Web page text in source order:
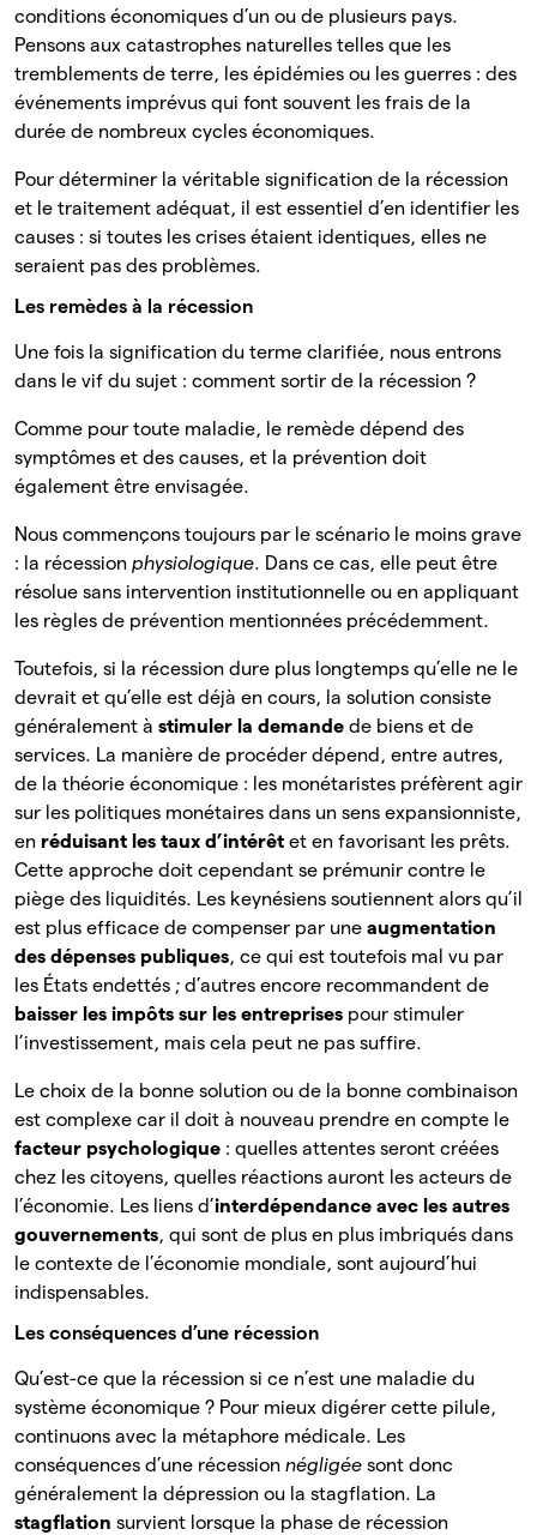
conditions économiques d’un ou de plusieurs pays.
Pensons aux catastrophes naturelles telles que les
tremblements de terre, les épidémies ou les guerres : des
événements imprévus qui font souvent les frais de la
durée de nombreux cycles économiques.
Pour déterminer la véritable signification de la récession
et le traitement adéquat, il est essentiel d’en identifier les
causes : si toutes les crises étaient identiques, elles ne
seraient pas des problèmes.
Les remèdes à la récession
Une fois la signification du terme clarifiée, nous entrons
dans le vif du sujet : comment sortir de la récession ?
Comme pour toute maladie, le remède dépend des
symptômes et des causes, et la prévention doit
également être envisagée.
Nous commençons toujours par le scénario le moins grave
: la récession physiologique. Dans ce cas, elle peut être
résolue sans intervention institutionnelle ou en appliquant
les règles de prévention mentionnées précédemment.
Toutefois, si la récession dure plus longtemps qu’elle ne le
devrait et qu’elle est déjà en cours, la solution consiste
généralement à stimuler la demande de biens et de
services. La manière de procéder dépend, entre autres,
de la théorie économique : les monétaristes préfèrent agir
sur les politiques monétaires dans un sens expansionniste,
en réduisant les taux d’intérêt et en favorisant les prêts.
Cette approche doit cependant se prémunir contre le
piège des liquidités. Les keynésiens soutiennent alors qu’il
est plus efficace de compenser par une augmentation
des dépenses publiques, ce qui est toutefois mal vu par
les États endettés ; d’autres encore recommandent de
baisser les impôts sur les entreprises pour stimuler
l’investissement, mais cela peut ne pas suffire.
Le choix de la bonne solution ou de la bonne combinaison
est complexe car il doit à nouveau prendre en compte le
facteur psychologique : quelles attentes seront créées
chez les citoyens, quelles réactions auront les acteurs de
l’économie. Les liens d’interdépendance avec les autres
gouvernements, qui sont de plus en plus imbriqués dans
le contexte de l’économie mondiale, sont aujourd’hui
indispensables.
Les conséquences d’une récession
Qu’est-ce que la récession si ce n’est une maladie du
système économique ? Pour mieux digérer cette pilule,
continuons avec la métaphore médicale. Les
conséquences d’une récession négligée sont donc
généralement la dépression ou la stagflation. La
stagflation survient lorsque la phase de récession